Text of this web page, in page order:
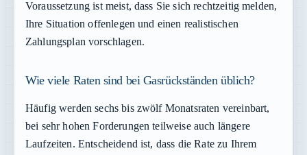
Voraussetzung ist meist, dass Sie sich rechtzeitig melden,
Ihre Situation offenlegen und einen realistischen
Zahlungsplan vorschlagen.
Wie viele Raten sind bei Gasrückständen üblich?
Häufig werden sechs bis zwölf Monatsraten vereinbart,
bei sehr hohen Forderungen teilweise auch längere
Laufzeiten. Entscheidend ist, dass die Rate zu Ihrem